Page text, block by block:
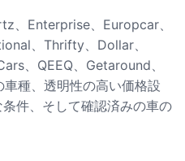
、Enterprise、Europcar、
、Thrifty、Dollar、
、QEEQ、Getaround、
種、透明性の高い価格設
件、そして確認済みの車の